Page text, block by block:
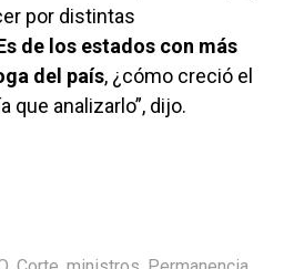
por distintas
de los estados con más
del país, ¿cómo creció el
que analizarlo”, dijo.